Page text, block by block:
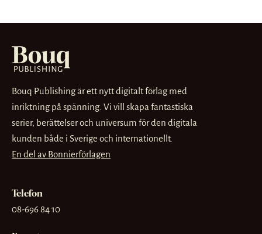
Bouq Publishing är ett nytt digitalt förlag med
inriktning på spänning. Vi vill skapa fantastiska
serier, berättelser och universum för den digitala
kunden både i Sverige och internationellt.
En del av Bonnierförlagen
Telefon
08-696 84 10